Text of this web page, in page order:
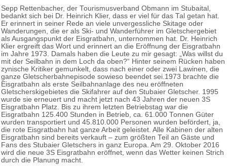
Sepp Rettenbacher, der Tourismusverband Obmann im Stubaital,
bedankt sich bei Dr. Heinrich Klier, dass er viel für das Tal getan hat.
Er erinnert in seiner Rede an viele unvergessliche Skitage oder
Wanderungen, die er als Ski- und Wanderführer im Gletschergebiet
als Ausgangspunkt der Eisgratbahn, unternommen hat. Dr. Heinrich
Klier ergreift das Wort und erinnert an die Eröffnung der Eisgratbahn
im Jahre 1973. Damals haben die Leute zu mir gesagt: „Was willst du
mit der Seilbahn in dem Loch da oben?“ Hinter seinem Rücken haben
zynische Kritiker gemunkelt, dass nach einer oder zwei Lawinen, die
ganze Gletscherbahnepisode sowieso beendet sei.1973 brachte die
Eisgratbahn als erste Seilbahnanlage des neu eröffneten
Gletscherskigebietes die Skifahrer auf den Stubaier Gletscher. 1995
wurde sie erneuert und macht jetzt nach 43 Jahren der neuen 3S
Eisgratbahn Platz. Bis zu ihrem letzten Betriebstag war die
Eisgratbahn 125.400 Stunden in Betrieb, ca. 61.000 Tonnen Güter
wurden transportiert und 45.810.000 Personen wurden befördert, ja,
die rote Eisgratbahn hat ganze Arbeit geleistet. Alle Kabinen der alten
Eisgratbahn sind bereits verkauft – zum größten Teil an Gäste und
Fans des Stubaier Gletschers in ganz Europa. Am 29. Oktober 2016
wird die neue 3S Eisgratbahn eröffnet, wenn das Wetter keinen Strich
durch die Planung macht.